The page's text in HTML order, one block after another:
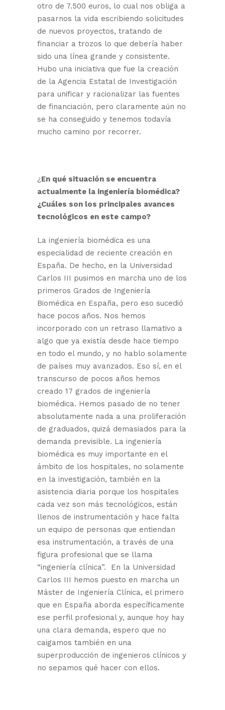
otro de 7.500 euros, lo cual nos obliga a
pasarnos la vida escribiendo solicitudes
de nuevos proyectos, tratando de
financiar a trozos lo que debería haber
sido una línea grande y consistente.
Hubo una iniciativa que fue la creación
de la Agencia Estatal de Investigación
para unificar y racionalizar las fuentes
de financiación, pero claramente aún no
se ha conseguido y tenemos todavía
mucho camino por recorrer.
¿En qué situación se encuentra
actualmente la ingeniería biomédica?
¿Cuáles son los principales avances
tecnológicos en este campo?
La ingeniería biomédica es una
especialidad de reciente creación en
España. De hecho, en la Universidad
Carlos III pusimos en marcha uno de los
primeros Grados de Ingeniería
Biomédica en España, pero eso sucedió
hace pocos años. Nos hemos
incorporado con un retraso llamativo a
algo que ya existía desde hace tiempo
en todo el mundo, y no hablo solamente
de países muy avanzados. Eso sí, en el
transcurso de pocos años hemos
creado 17 grados de ingeniería
biomédica. Hemos pasado de no tener
absolutamente nada a una proliferación
de graduados, quizá demasiados para la
demanda previsible. La ingeniería
biomédica es muy importante en el
ámbito de los hospitales, no solamente
en la investigación, también en la
asistencia diaria porque los hospitales
cada vez son más tecnológicos, están
llenos de instrumentación y hace falta
un equipo de personas que entiendan
esa instrumentación, a través de una
figura profesional que se llama
“ingeniería clínica”. En la Universidad
Carlos III hemos puesto en marcha un
Máster de Ingeniería Clínica, el primero
que en España aborda específicamente
ese perfil profesional y, aunque hoy hay
una clara demanda, espero que no
caigamos también en una
superproducción de ingenieros clínicos y
no sepamos qué hacer con ellos.